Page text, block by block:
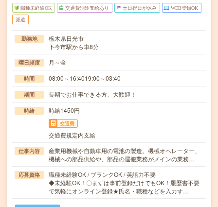
職種未経験OK 交通費別途支給あり 土日祝日が休み WEB登録OK
派遣
勤務地
栃木県日光市
下今市駅から車8分
曜日頻度 月～金
時間 08:00～16:4019:00～03:40
期間 長期でお仕事できる方、大歓迎！
時給 時給1450円
交通費
交通費規定内支給
仕事内容
産業用機械や自動車用の電池の製造。機械オペレーター、
機械への部品供給や、部品の運搬業務がメインの業務…
応募資格
職種未経験OK / ブランクOK / 英語力不要
◆未経験OK！〇まずは事前登録だけでもOK！履歴書不要
で気軽にオンライン登録★氏名・職種などを入力す…